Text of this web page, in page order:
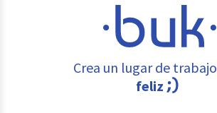
Crea un lugar de trabajo
feliz